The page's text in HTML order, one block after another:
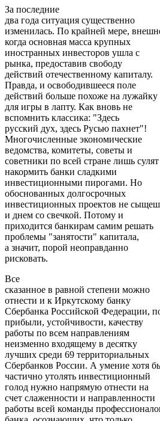
За последние
два года ситуация существенно
изменилась. По крайней мере,
когда основная масса крупных
иностранных инвесторов ушла с
рынка, предоставив свободу
действий отечественному капиталу.
Правда, и освободившееся поле
действий больше похоже на лужайку
для игры в лапту. Как вновь не
вспомнить классика: "Здесь
русский дух, здесь Русью пахнет"!
Многочисленные экономические
ведомства, комитеты, советы и
советники по всей стране лишь сулят
накормить банки сладкими
инвестиционными пирогами. Но
обоснованных долгосрочных
инвестиционных проектов не
и днем со свечкой. Потому и
приходится банкирам самим решать
проблемы "занятости" капитала,
а значит, порой неоправданно
рисковать.
Все
сказанное в равной степени можно
отнести и к Иркутскому банку
Сбербанка Российской Федерации,
прибыли, устойчивости, качеству
работы по всем направлениям
неизменно входящему в десятку
лучших среди 69 территориальных
Сбербанков России. А умение хотя
частично утолять инвестиционный
голод нужно напрямую отнести на
счет слаженности и направленности
работы всей команды